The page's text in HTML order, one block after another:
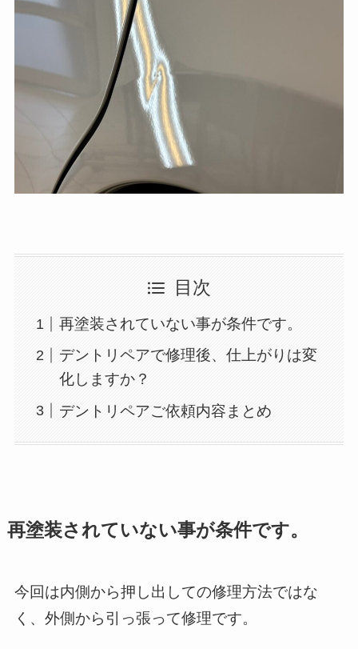
目次
再塗装されていない事が条件です。
デントリペアで修理後、仕上がりは変
化しますか？
デントリペアご依頼内容まとめ
再塗装されていない事が条件です。
今回は内側から押し出しての修理方法ではな
く、外側から引っ張って修理です。